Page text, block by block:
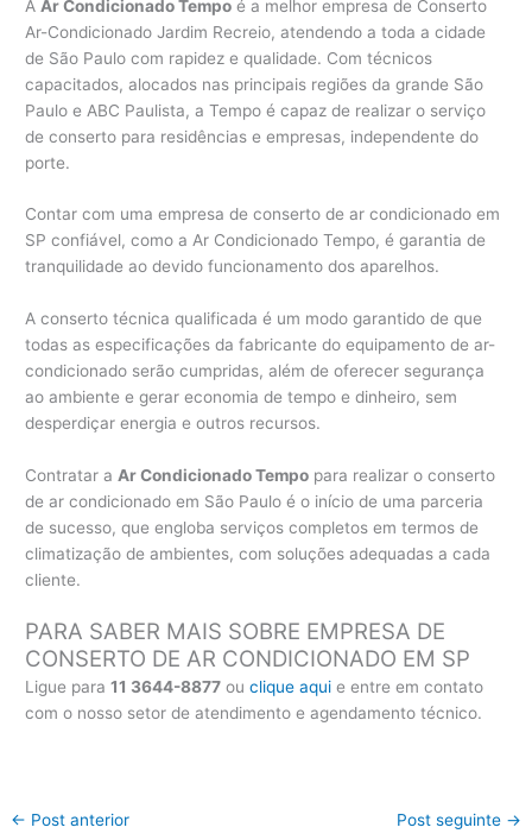
A Ar Condicionado Tempo é a melhor empresa de Conserto
Ar-Condicionado Jardim Recreio, atendendo a toda a cidade
de São Paulo com rapidez e qualidade. Com técnicos
capacitados, alocados nas principais regiões da grande São
Paulo e ABC Paulista, a Tempo é capaz de realizar o serviço
de conserto para residências e empresas, independente do
porte.
Contar com uma empresa de conserto de ar condicionado em
SP confiável, como a Ar Condicionado Tempo, é garantia de
tranquilidade ao devido funcionamento dos aparelhos.
A conserto técnica qualificada é um modo garantido de que
todas as especificações da fabricante do equipamento de ar-
condicionado serão cumpridas, além de oferecer segurança
ao ambiente e gerar economia de tempo e dinheiro, sem
desperdiçar energia e outros recursos.
Contratar a Ar Condicionado Tempo para realizar o conserto
de ar condicionado em São Paulo é o início de uma parceria
de sucesso, que engloba serviços completos em termos de
climatização de ambientes, com soluções adequadas a cada
cliente.
PARA SABER MAIS SOBRE EMPRESA DE
CONSERTO DE AR CONDICIONADO EM SP
Ligue para11 3644-8877 ouclique aqui e entre em contato
com o nosso setor de atendimento e agendamento técnico.
← Post anterior Post seguinte →